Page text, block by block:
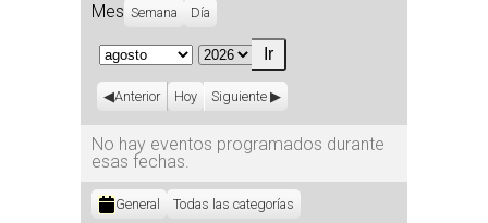
Mes Semana Día
Mes
Año
Anterior Hoy Siguiente
No hay eventos programados durante
esas fechas.
Categorías
General Todas las categorías